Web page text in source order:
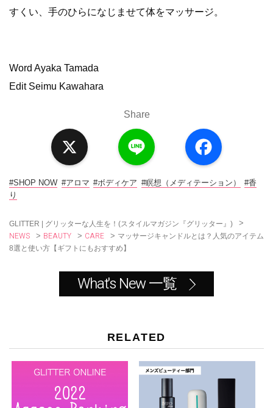
すくい、手のひらになじませて体をマッサージ。
Word Ayaka Tamada
Edit Seimu Kawahara
Share
a
c
o
#SHOP NOW #アロマ #ボディケア #瞑想（メディテーション）
#香
り
GLITTER | グリッターな人生を！(スタイルマガジン『グリッター』) >
NEWS > BEAUTY > CARE > マッサージキャンドルとは？人気のアイテム
8選と使い方【ギフトにもおすすめ】
What's New 一覧
RELATED